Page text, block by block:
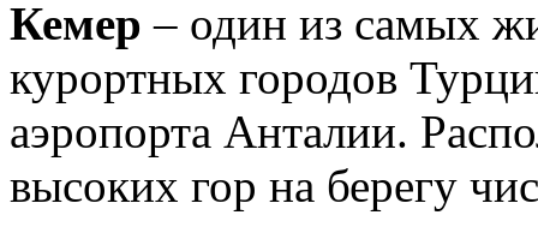
Кемер – один из самых
курортных городов
аэропорта Анталии.
высоких гор на берегу